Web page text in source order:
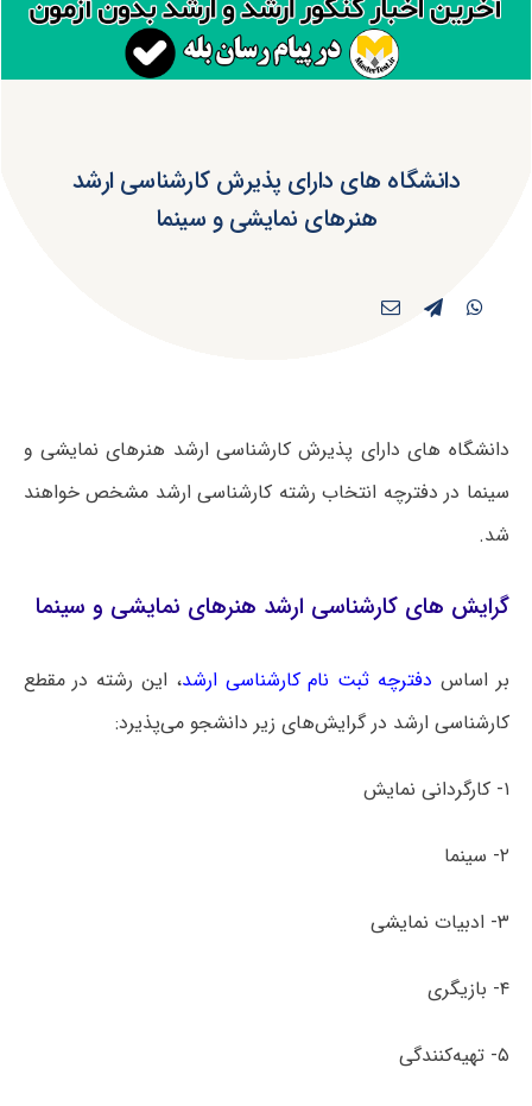
دانشگاه های دارای پذیرش کارشناسی ارشد
هنرهای نمایشی و سینما
دانشگاه های دارای پذیرش کارشناسی ارشد هنرهای نمایشی و
سینما در دفترچه انتخاب رشته کارشناسی ارشد مشخص خواهند
شد.
گرایش های کارشناسی ارشد هنرهای نمایشی و سینما
بر اساس دفترچه ثبت نام کارشناسی ارشد، این رشته در مقطع
کارشناسی ارشد در گرایش‌های زیر دانشجو می‌پذیرد:
۱- کارگردانی نمایش
۲- سینما
۳- ادبیات نمایشی
۴- بازیگری
۵- تهیه‌کنندگی